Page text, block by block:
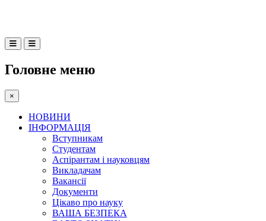
Головне меню
×
НОВИНИ
ІНФОРМАЦІЯ
Вступникам
Студентам
Аспірантам і науковцям
Викладачам
Вакансії
Документи
Цікаво про науку
ВАША БЕЗПЕКА